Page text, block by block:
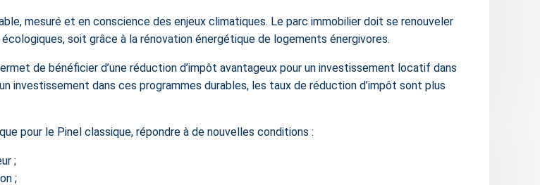
mesuré et en conscience des enjeux climatiques. Le parc immobilier doit se renouveler
soit grâce à la rénovation énergétique de logements énergivores.
de bénéficier d’une réduction d’impôt avantageux pour un investissement locatif dans
investissement dans ces programmes durables, les taux de réduction d’impôt sont plus
pour le Pinel classique, répondre à de nouvelles conditions :
;
;